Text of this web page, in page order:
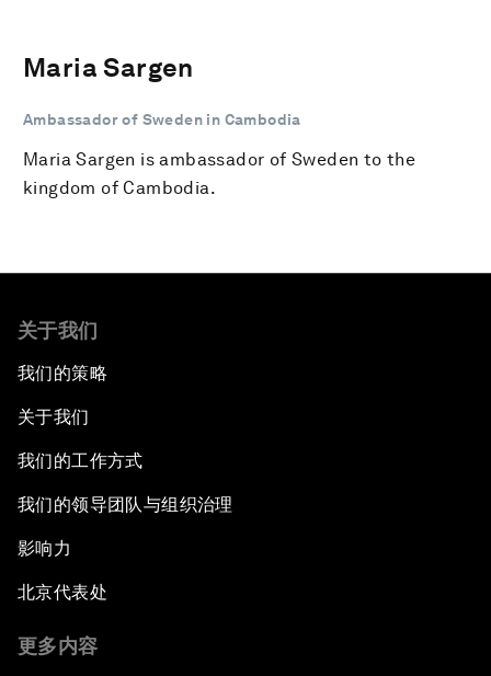
Maria Sargen
Ambassador of Sweden in Cambodia
Maria Sargen is ambassador of Sweden to the
kingdom of Cambodia.
关于我们
我们的策略
关于我们
我们的工作方式
我们的领导团队与组织治理
影响力
北京代表处
更多内容